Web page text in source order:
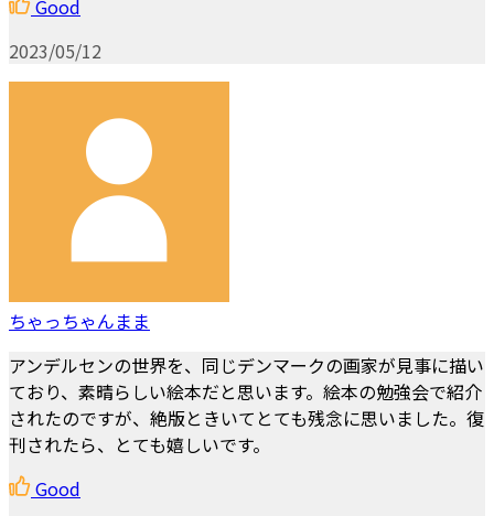
Good
2023/05/12
ちゃっちゃんまま
アンデルセンの世界を、同じデンマークの画家が見事に描い
ており、素晴らしい絵本だと思います。絵本の勉強会で紹介
されたのですが、絶版ときいてとても残念に思いました。復
刊されたら、とても嬉しいです。
Good